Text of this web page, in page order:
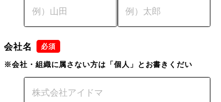
会社名
※会社・組織に属さない方は「個人」とお書きくだい